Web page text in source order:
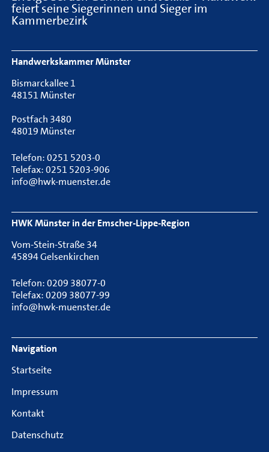
feiert seine Siegerinnen und Sieger im
Kammerbezirk
Footer Navigation
Handwerkskammer Münster
Bismarckallee 1
48151 Münster
Postfach 3480
48019 Münster
Telefon: 0251 5203-0
Telefax: 0251 5203-906
info@hwk-muenster.de
HWK Münster in der Emscher-Lippe-Region
Vom-Stein-Straße 34
45894 Gelsenkirchen
Telefon: 0209 38077-0
Telefax: 0209 38077-99
info@hwk-muenster.de
Navigation
Startseite
Impressum
Kontakt
Datenschutz